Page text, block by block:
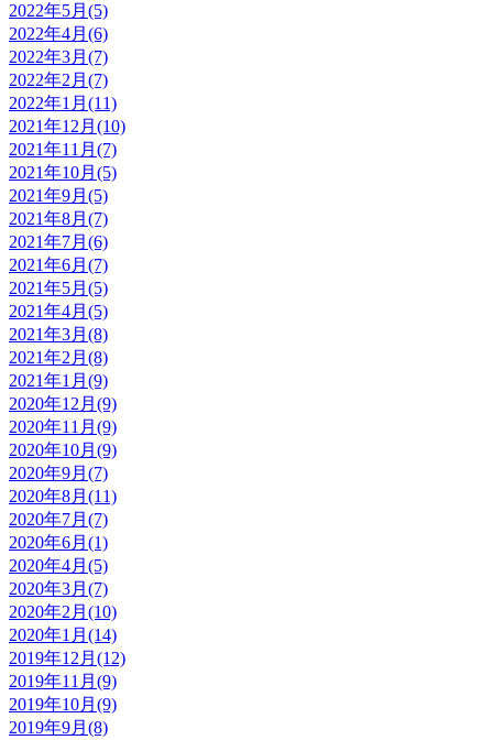
2022年5月(5)
2022年4月(6)
2022年3月(7)
2022年2月(7)
2022年1月(11)
2021年12月(10)
2021年11月(7)
2021年10月(5)
2021年9月(5)
2021年8月(7)
2021年7月(6)
2021年6月(7)
2021年5月(5)
2021年4月(5)
2021年3月(8)
2021年2月(8)
2021年1月(9)
2020年12月(9)
2020年11月(9)
2020年10月(9)
2020年9月(7)
2020年8月(11)
2020年7月(7)
2020年6月(1)
2020年4月(5)
2020年3月(7)
2020年2月(10)
2020年1月(14)
2019年12月(12)
2019年11月(9)
2019年10月(9)
2019年9月(8)